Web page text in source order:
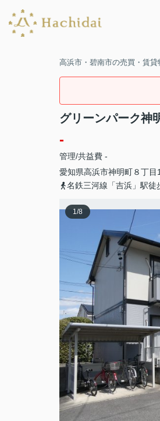
高浜市・碧南市の売買・賃
グリーンパーク神
-
管理/共益費 -
愛知県高浜市神明町８丁目
名鉄三河線「吉浜」駅徒
1/8